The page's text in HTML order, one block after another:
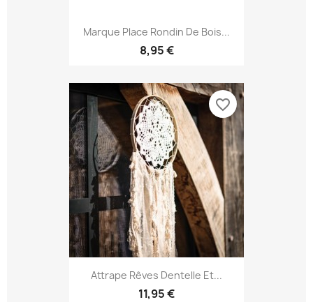
Marque Place Rondin De Bois...
8,95 €
Attrape Rêves Dentelle Et...
11,95 €
favorite_border